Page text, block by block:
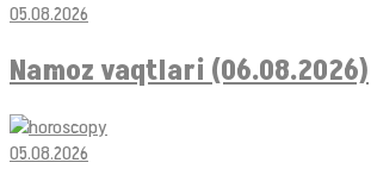
05.08.2026
Namoz vaqtlari (06.08.2026)
05.08.2026